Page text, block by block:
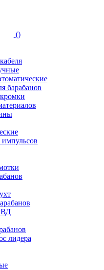
()
барабанов
лидера